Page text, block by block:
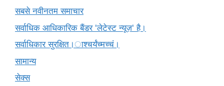
सबसे नवीनतम समाचार
सर्वाधिक आधिकारिक बैंडर 'लेटेस्ट न्यूज़' है।
सर्वाधिकार सुरक्षित।ाश्चर्यंच्मच्चं।
सामान्य
सेक्स